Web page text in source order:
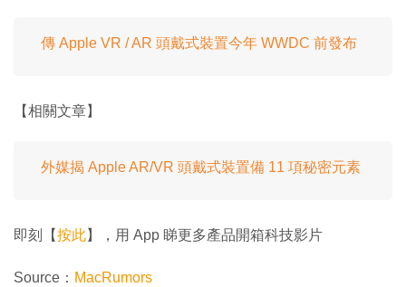
傳 Apple VR / AR 頭戴式裝置今年 WWDC 前發布
【相關文章】
外媒揭 Apple AR/VR 頭戴式裝置備 11 項秘密元素
即刻【按此】，用 App 睇更多產品開箱科技影片
Source： MacRumors